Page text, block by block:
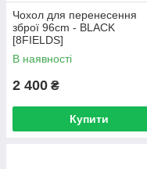
Чохол для перенесення
зброї 96cm - BLACK
[8FIELDS]
В наявності
2 400 ₴
Купити